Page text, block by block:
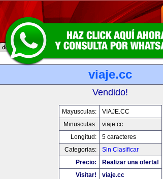
viaje.cc
Vendido!
Mayusculas:
VIAJE.CC
Minusculas:
viaje.cc
Longitud:
5 caracteres
Categorias:
Sin Clasificar
Precio:
Realizar una oferta!
Visitar!
viaje.cc